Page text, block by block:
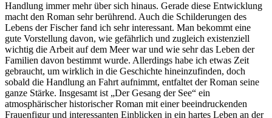
Handlung immer mehr über sich hinaus. Gerade diese Entwicklung
macht den Roman sehr berührend. Auch die Schilderungen des
Lebens der Fischer fand ich sehr interessant. Man bekommt eine
gute Vorstellung davon, wie gefährlich und zugleich existenziell
wichtig die Arbeit auf dem Meer war und wie sehr das Leben der
Familien davon bestimmt wurde. Allerdings habe ich etwas Zeit
gebraucht, um wirklich in die Geschichte hineinzufinden, doch
sobald die Handlung an Fahrt aufnimmt, entfaltet der Roman seine
ganze Stärke. Insgesamt ist „Der Gesang der See“ ein
atmosphärischer historischer Roman mit einer beeindruckenden
Frauenfigur und interessanten Einblicken in ein hartes Leben an der